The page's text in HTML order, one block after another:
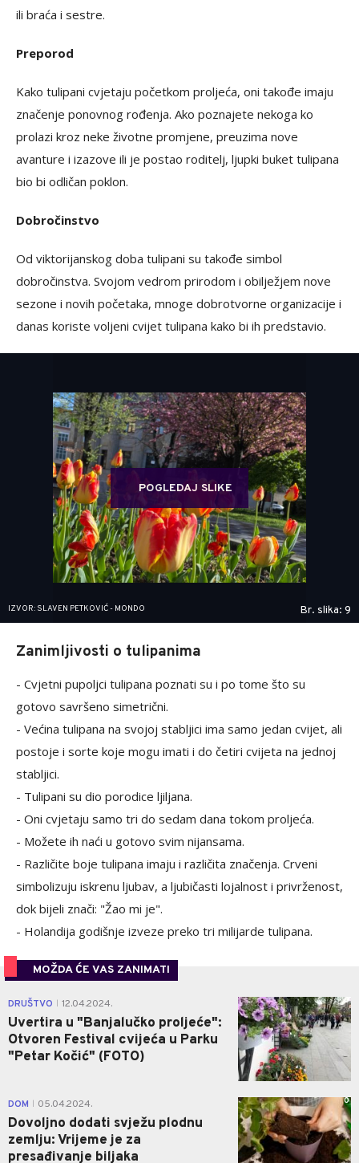
ili braća i sestre.
Preporod
Kako tulipani cvjetaju početkom proljeća, oni takođe imaju
značenje ponovnog rođenja. Ako poznajete nekoga ko
prolazi kroz neke životne promjene, preuzima nove
avanture i izazove ili je postao roditelj, ljupki buket tulipana
bio bi odličan poklon.
Dobročinstvo
Od viktorijanskog doba tulipani su takođe simbol
dobročinstva. Svojom vedrom prirodom i obilježjem nove
sezone i novih početaka, mnoge dobrotvorne organizacije i
danas koriste voljeni cvijet tulipana kako bi ih predstavio.
POGLEDAJ SLIKE
IZVOR: SLAVEN PETKOVIĆ - MONDO Br. slika: 9
Zanimljivosti o tulipanima
- Cvjetni pupoljci tulipana poznati su i po tome što su
gotovo savršeno simetrični.
- Većina tulipana na svojoj stabljici ima samo jedan cvijet, ali
postoje i sorte koje mogu imati i do četiri cvijeta na jednoj
stabljici.
- Tulipani su dio porodice ljiljana.
- Oni cvjetaju samo tri do sedam dana tokom proljeća.
- Možete ih naći u gotovo svim nijansama.
- Različite boje tulipana imaju i različita značenja. Crveni
simbolizuju iskrenu ljubav, a ljubičasti lojalnost i privrženost,
dok bijeli znači: "Žao mi je".
- Holandija godišnje izveze preko tri milijarde tulipana.
MOŽDA ĆE VAS ZANIMATI
DRUŠTVO 12.04.2024.
Uvertira u "Banjalučko proljeće":
Otvoren Festival cvijeća u Parku
"Petar Kočić" (FOTO)
0
DOM 05.04.2024.
Dovoljno dodati svježu plodnu
zemlju: Vrijeme je za
presađivanje biljaka
0